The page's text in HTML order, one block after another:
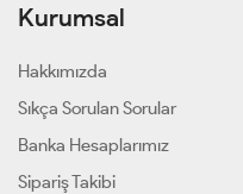
Kurumsal
Hakkımızda
Sıkça Sorulan Sorular
Banka Hesaplarımız
Sipariş Takibi